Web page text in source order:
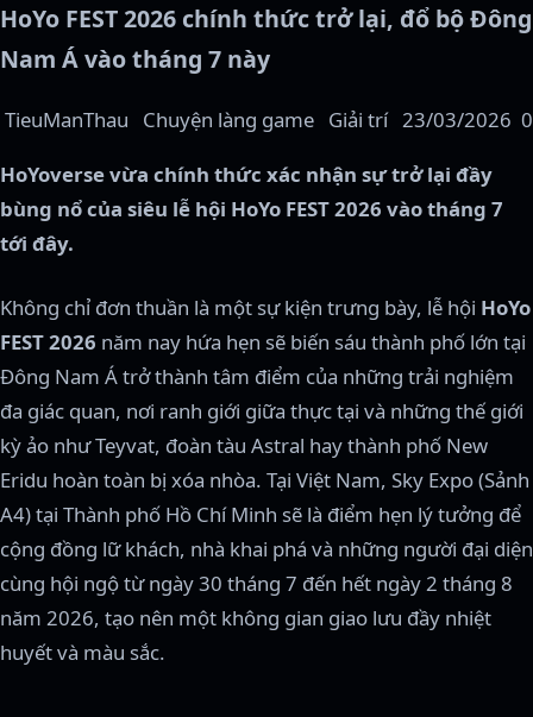
HoYo FEST 2026 chính thức trở lại, đổ bộ Đông
Nam Á vào tháng 7 này
TieuManThau Chuyện làng game Giải trí 23/03/2026 0
HoYoverse vừa chính thức xác nhận sự trở lại đầy
bùng nổ của siêu lễ hội HoYo FEST 2026 vào tháng 7
tới đây.
Không chỉ đơn thuần là một sự kiện trưng bày, lễ hội HoYo
FEST 2026 năm nay hứa hẹn sẽ biến sáu thành phố lớn tại
Đông Nam Á trở thành tâm điểm của những trải nghiệm
đa giác quan, nơi ranh giới giữa thực tại và những thế giới
kỳ ảo như Teyvat, đoàn tàu Astral hay thành phố New
Eridu hoàn toàn bị xóa nhòa. Tại Việt Nam, Sky Expo (Sảnh
A4) tại Thành phố Hồ Chí Minh sẽ là điểm hẹn lý tưởng để
cộng đồng lữ khách, nhà khai phá và những người đại diện
cùng hội ngộ từ ngày 30 tháng 7 đến hết ngày 2 tháng 8
năm 2026, tạo nên một không gian giao lưu đầy nhiệt
huyết và màu sắc.